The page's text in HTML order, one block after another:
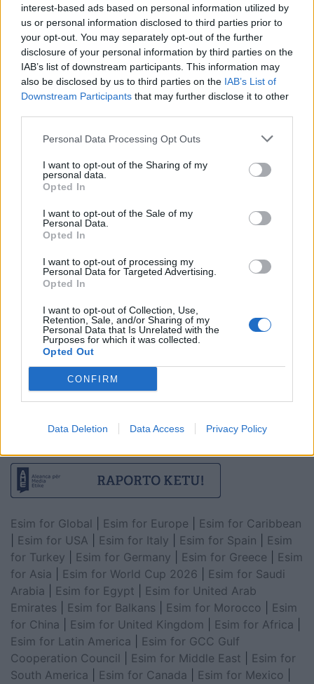
interest-based ads based on personal information utilized by
us or personal information disclosed to third parties prior to
your opt-out. You may separately opt-out of the further
disclosure of your personal information by third parties on the
IAB’s list of downstream participants. This information may
also be disclosed by us to third parties on the IAB’s List of
Downstream Participants that may further disclose it to other
Personal Data Processing Opt Outs
I want to opt-out of the Sharing of my
personal data.
Opted In
I want to opt-out of the Sale of my
Personal Data.
Opted In
I want to opt-out of processing my
Personal Data for Targeted Advertising.
Opted In
I want to opt-out of Collection, Use,
Retention, Sale, and/or Sharing of my
Personal Data that Is Unrelated with the
Purposes for which it was collected.
Opted Out
CONFIRM
Data Deletion Data Access Privacy Policy
Zyrtare: Bersant Celina bëhet
pjesë e Al-Ettifaq në Arabinë
Saudite
Shqetësim për talentin
gjerman, Kennet Eichhorn
karrierën për arsye
shëndetësore
trajneri i Sopotit ndahet nga
jeta në moshën 56-vjeçare
Esim for Global Esim for Europe
Esim for Caribbean
Esim for USA Esim for Italy Esim for Spain
Esim
for Turkey
Esim for Germany Esim for Greece
Esim
for Asia
Esim for World Cup 2026
Esim for Saudi
Arabia
Esim for Egypt
Esim for United Arab
Emirates
Esim for Balkans Esim for Morocco
Esim
for China
Esim for United Kingdom Esim for Africa
Esim for Latin America
Esim for GCC Gulf
Cooperation Council
Esim for Middle East
Esim for
South America
Esim for Canada Esim for Mexico